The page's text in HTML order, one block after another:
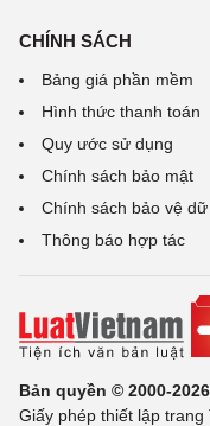
CHÍNH SÁCH
Bảng giá phần mềm
Hình thức thanh toán
Quy ước sử dụng
Chính sách bảo mật
Chính sách bảo vệ
Thông báo hợp tác
Bản quyền © 2000-
Giấy phép thiết lập